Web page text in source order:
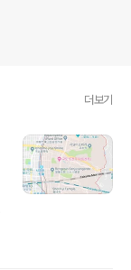
더보기